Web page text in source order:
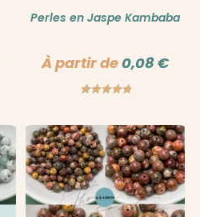
Perles en Jaspe Kambaba
À partir de 0,08€